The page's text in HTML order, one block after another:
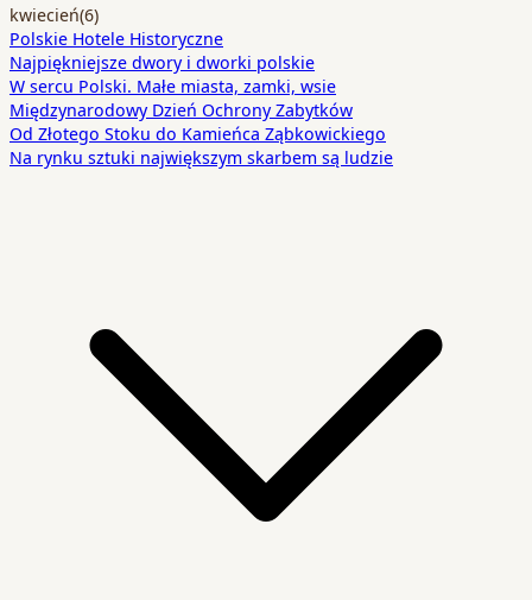
kwiecień(6)
Polskie Hotele Historyczne
Najpiękniejsze dwory i dworki polskie
W sercu Polski. Małe miasta, zamki, wsie
Międzynarodowy Dzień Ochrony Zabytków
Od Złotego Stoku do Kamieńca Ząbkowickiego
Na rynku sztuki największym skarbem są ludzie